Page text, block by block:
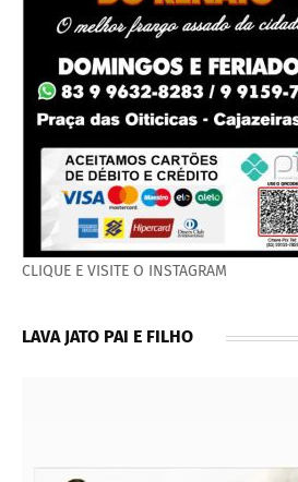
CLIQUE E VISITE O INSTAGRAM
LAVA JATO PAI E FILHO